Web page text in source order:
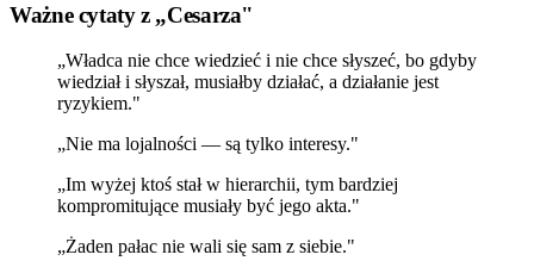
Ważne cytaty z „Cesarza"
„Władca nie chce wiedzieć i nie chce słyszeć, bo gdyby
wiedział i słyszał, musiałby działać, a działanie jest
ryzykiem."
„Nie ma lojalności — są tylko interesy."
„Im wyżej ktoś stał w hierarchii, tym bardziej
kompromitujące musiały być jego akta."
„Żaden pałac nie wali się sam z siebie."